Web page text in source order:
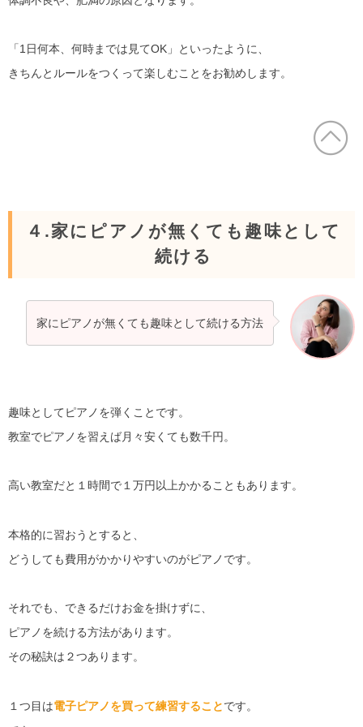
「1日何本、何時までは見てOK」といったように、
きちんとルールをつくって楽しむことをお勧めします。
４.家にピアノが無くても趣味として
続ける
家にピアノが無くても趣味として続ける方法
趣味としてピアノを弾くことです。
教室でピアノを習えば月々安くても数千円。
高い教室だと１時間で１万円以上かかることもあります。
本格的に習おうとすると、
どうしても費用がかかりやすいのがピアノです。
それでも、できるだけお金を掛けずに、
ピアノを続ける方法があります。
その秘訣は２つあります。
１つ目は電子ピアノを買って練習することです。